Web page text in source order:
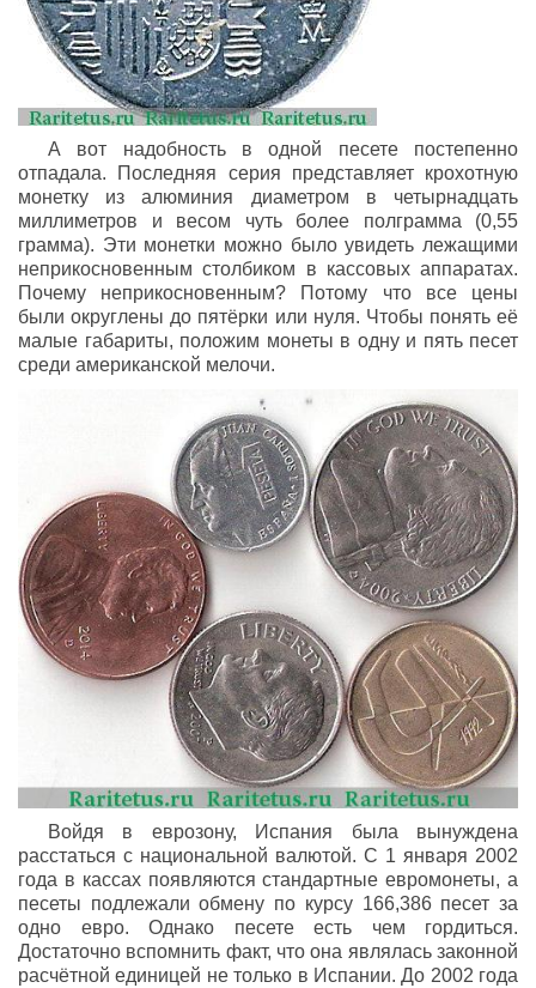
А вот надобность в одной песете постепенно
отпадала. Последняя серия представляет крохотную
монетку из алюминия диаметром в четырнадцать
миллиметров и весом чуть более полграмма (0,55
грамма). Эти монетки можно было увидеть лежащими
неприкосновенным столбиком в кассовых аппаратах.
Почему неприкосновенным? Потому что все цены
были округлены до пятёрки или нуля. Чтобы понять её
малые габариты, положим монеты в одну и пять песет
среди американской мелочи.
Войдя в еврозону, Испания была вынуждена
расстаться с национальной валютой. С 1 января 2002
года в кассах появляются стандартные евромонеты, а
песеты подлежали обмену по курсу 166,386 песет за
одно евро. Однако песете есть чем гордиться.
Достаточно вспомнить факт, что она являлась законной
расчётной единицей не только в Испании. До 2002 года